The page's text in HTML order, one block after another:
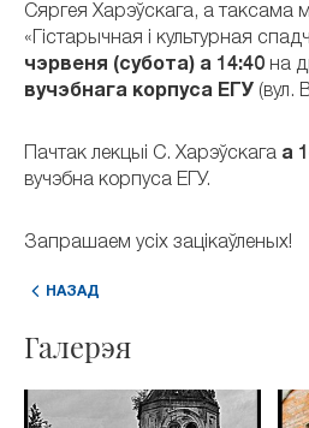
Сяргея Харэўскага, а таксама
«Гістарычная і культурная
чэрвеня (субота) а 14:40 на
вучэбнага корпуса ЕГУ (вул.
Пачтак лекцыі С. Харэўскага а
вучэбна корпуса ЕГУ.
Запрашаем усіх зацікаўленых!
НАЗАД
Галерэя